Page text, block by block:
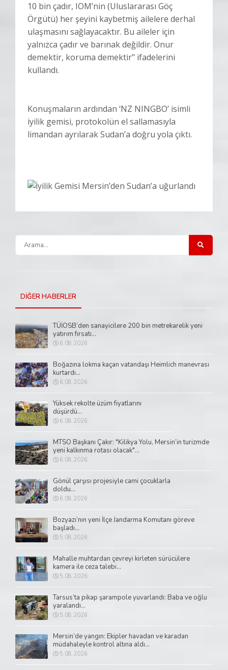
10 bin çadır, IOM’nin (Uluslararası Göç
Örgütü) her şeyini kaybetmiş ailelere derhal
ulaşmasını sağlayacaktır. Bu aileler için
yalnızca çadır ve barınak değildir. Onur
demektir, koruma demektir" ifadelerini
kullandı.
Konuşmaların ardından ‘NZ NINGBO’ isimli
iyilik gemisi, protokolün el sallamasıyla
limandan ayrılarak Sudan’a doğru yola çıktı.
DİĞER HABERLER
TÜİOSB’den sanayicilere 200 bin metrekarelik yeni
yatırım fırsatı...
6.08.2026
Boğazına lokma kaçan vatandaşı Heimlich manevrası
kurtardı...
6.08.2026
Yüksek rekolte üzüm fiyatlarını
düşürdü...
6.08.2026
MTSO Başkanı Çakır: "Kilikya Yolu, Mersin’in turizmde
yeni kalkınma rotası olacak"...
6.08.2026
Gönül çarşısı projesiyle cami çocuklarla
doldu...
6.08.2026
Bozyazı’nın yeni İlçe Jandarma Komutanı göreve
başladı...
5.08.2026
Mahalle muhtardan çevreyi kirleten sürücülere
kamera ile ceza talebi...
5.08.2026
Tarsus’ta pikap şarampole yuvarlandı: Baba ve oğlu
yaralandı...
5.08.2026
Mersin’de yangın: Ekipler havadan ve karadan
müdahaleyle kontrol altına aldı...
5.08.2026